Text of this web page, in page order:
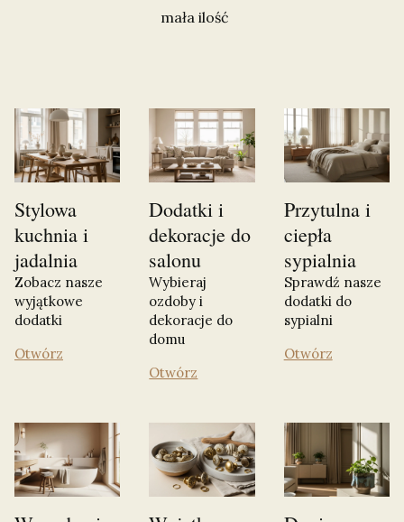
mała ilość
Stylowa
kuchnia i
jadalnia
Zobacz nasze
wyjątkowe
dodatki
Otwórz
Dodatki i
dekoracje do
salonu
Wybieraj
ozdoby i
dekoracje do
domu
Otwórz
Przytulna i
ciepła
sypialnia
Sprawdź nasze
dodatki do
sypialni
Otwórz